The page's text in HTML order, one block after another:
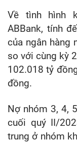
Về tình hình
ABBank, tính
của ngân hàng
so với cùng kỳ
102.018 tỷ
đồng.
Nợ nhóm 3, 4,
cuối quý II/
trung ở nhóm